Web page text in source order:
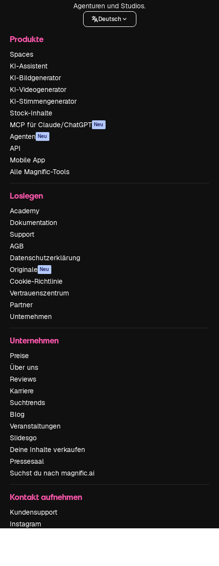
Agenturen und Studios.
Deutsch
Produkte
Spaces
KI-Assistent
KI-Bildgenerator
KI-Videogenerator
KI-Stimmengenerator
Stock-Inhalte
MCP für Claude/ChatGPT Neu
Agenten Neu
API
Mobile App
Alle Magnific-Tools
Loslegen
Academy
Dokumentation
Support
AGB
Datenschutzerklärung
Originale Neu
Cookie-Richtlinie
Vertrauenszentrum
Partner
Unternehmen
Unternehmen
Preise
Über uns
Reviews
Karriere
Suchtrends
Blog
Veranstaltungen
Slidesgo
Deine Inhalte verkaufen
Pressesaal
Suchst du nach magnific.ai
Kontakt aufnehmen
Kundensupport
Instagram